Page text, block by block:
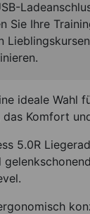
Sie Ihre
ideale Wahl
das Komfort
5.0R